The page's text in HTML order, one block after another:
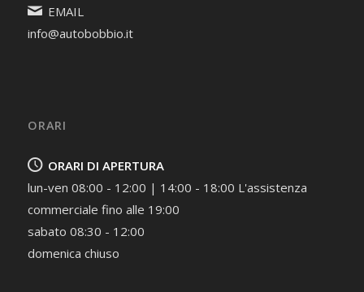
EMAIL
info@autobobbio.it
ORARI
ORARI DI APERTURA
lun-ven 08:00 - 12:00 | 14:00 - 18:00 L'assistenza
commerciale fino alle 19:00
sabato 08:30 - 12:00
domenica chiuso